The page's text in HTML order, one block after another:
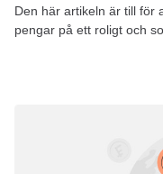
Den här artikeln är till för
pengar på ett roligt och